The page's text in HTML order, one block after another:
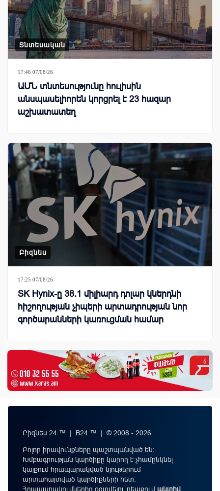
Տնտեսական
17:46 07/08/26
ԱՄՆ տնտեսությունը հուլիսին
անսպասելիորեն կորցրել է 23 հազար
աշխատատեղ
Բիզնես
17:25 07/08/26
SK Hynix-ը 38.1 միլիարդ դոլար կներդնի
հիշողության չիպերի արտադրության նոր
գործարանների կառուցման համար
Բիզնես 24 ™ | B24 ™ | © 2008 - 2026
Բոլոր իրավունքները պաշտպանված են:
Խմբագրության կարծիքը կարող է չհամընկնել
կայքում հրապարակված նյութերում
արտահայտված կարծիքների հետ:
Հրապարակումներից օգտվելու դեպքումակտիվ